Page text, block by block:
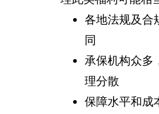
各地法规及合
同
承保机构众多
理分散
保障水平和成